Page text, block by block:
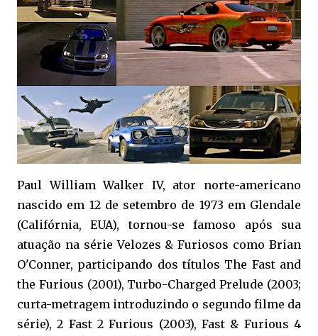
Paul William Walker IV, ator norte-americano
nascido em 12 de setembro de 1973 em Glendale
(Califórnia, EUA), tornou-se famoso após sua
atuação na série Velozes & Furiosos como Brian
O'Conner, participando dos títulos The Fast and
the Furious (2001), Turbo-Charged Prelude (2003;
curta-metragem introduzindo o segundo filme da
série), 2 Fast 2 Furious (2003), Fast & Furious 4